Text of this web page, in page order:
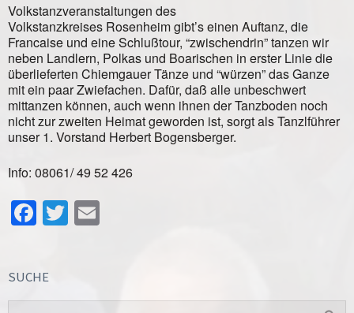
Volkstanzveranstaltungen des
Volkstanzkreises Rosenheim gibt’s einen Auftanz, die
Francaise und eine Schlußtour, “zwischendrin” tanzen wir
neben Landlern, Polkas und Boarischen in erster Linie die
überlieferten Chiemgauer Tänze und “würzen” das Ganze
mit ein paar Zwiefachen. Dafür, daß alle unbeschwert
mittanzen können, auch wenn ihnen der Tanzboden noch
nicht zur zweiten Heimat geworden ist, sorgt als Tanzlführer
unser 1. Vorstand Herbert Bogensberger.
Info: 08061/ 49 52 426
Facebook
Twitter
SUCHE